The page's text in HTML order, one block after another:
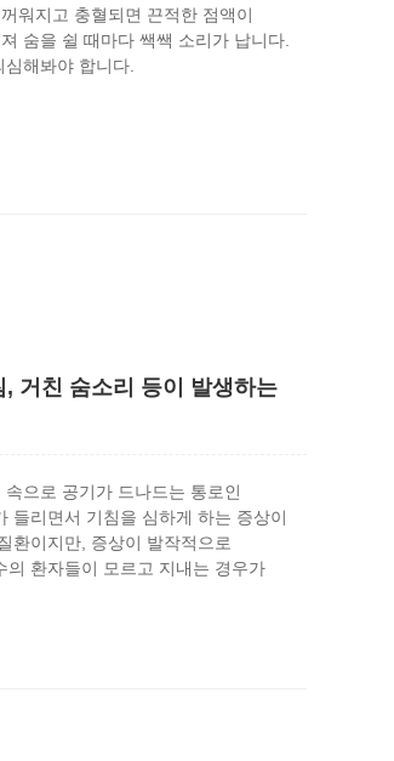
워지고 충혈되면 끈적한 점액이
숨을 쉴 때마다 쌕쌕 소리가 납니다.
해봐야 합니다.
거친 숨소리 등이 발생하는
으로 공기가 드나드는 통로인
들리면서 기침을 심하게 하는 증상이
환이지만, 증상이 발작적으로
환자들이 모르고 지내는 경우가